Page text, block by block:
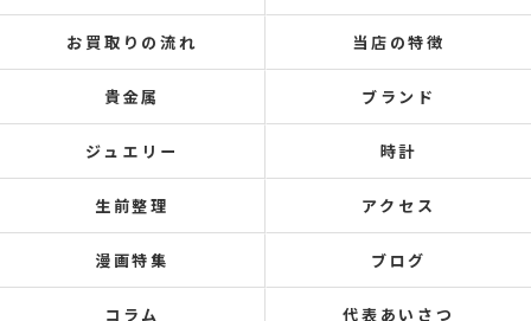
お買取りの流れ 当店の特徴
貴金属 ブランド
ジュエリー 時計
生前整理 アクセス
漫画特集 ブログ
コラム 代表あいさつ